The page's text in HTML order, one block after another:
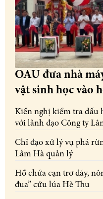
OAU đưa nhà
vật sinh học vào
Kiến nghị kiểm tra dấu
với lãnh đạo Công ty
Chỉ đạo xử lý vụ phá
Lâm Hà quản lý
Hồ chứa cạn trơ đáy,
đua” cứu lúa Hè Thu